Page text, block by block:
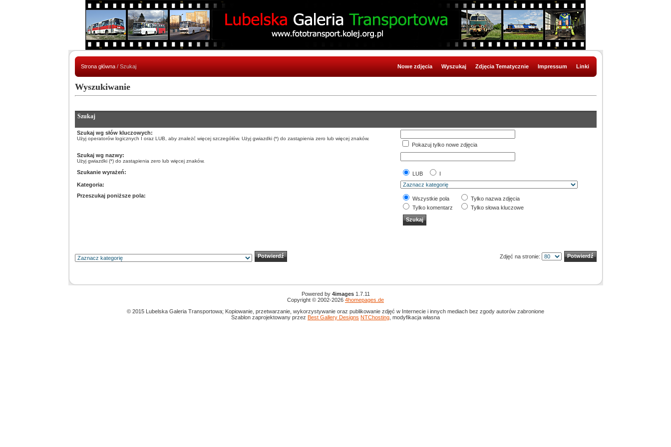
Strona główna/ Szukaj Nowe zdjęcia Wyszukaj Zdjęcia Tematycznie Impressum Linki
Wyszukiwanie
Szukaj
Szukaj wg słów kluczowych:
Użyj operatorów logicznych I oraz LUB, aby znależć więcej szczegółów. Użyj gwiazdki (*) do zastąpienia zero lub więcej znaków.
Pokazuj tylko nowe zdjęcia
Szukaj wg nazwy:
Użyj gwiazdki (*) do zastąpienia zero lub więcej znaków.
Szukanie wyrażeń: LUB
I
Kategoria:
Przeszukaj poniższe pola:
Wszystkie pola
Tylko nazwa zdjęcia
Tylko komentarz
Tylko słowa kluczowe
Zdjęć na stronie:
Powered by 4images1.7.11
Copyright © 2002-2026 4homepages.de
© 2015 Lubelska Galeria Transportowa; Kopiowanie, przetwarzanie, wykorzystywanie oraz publikowanie zdjęć w Internecie i innych mediach bez zgody autorów zabronione
Szablon zaprojektowany przez Best Gallery Designs NTChosting , modyfikacja własna